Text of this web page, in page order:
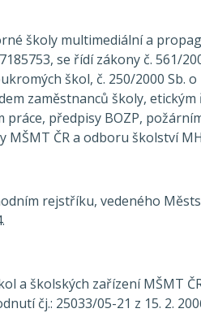
školy multimediální a
se řídí zákony č. 561/
škol, č. 250/2000 Sb.
zaměstnanců školy,
předpisy BOZP,
MŠMT ČR a odboru školství
rejstříku, vedeného
a školských zařízení MŠMT
čj.: 25033/05-21 z 15. 2.